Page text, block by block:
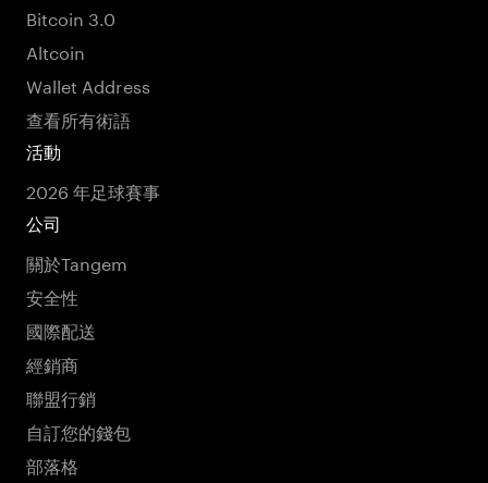
Bitcoin 3.0
Altcoin
Wallet Address
查看所有術語
活動
2026 年足球賽事
公司
關於Tangem
安全性
國際配送
經銷商
聯盟行銷
自訂您的錢包
部落格